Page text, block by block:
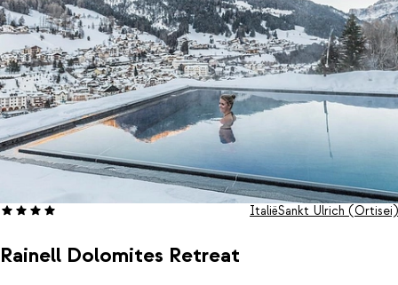
Rainell Dolomites Retreat
ItaliëSankt Ulrich (Ortisei)